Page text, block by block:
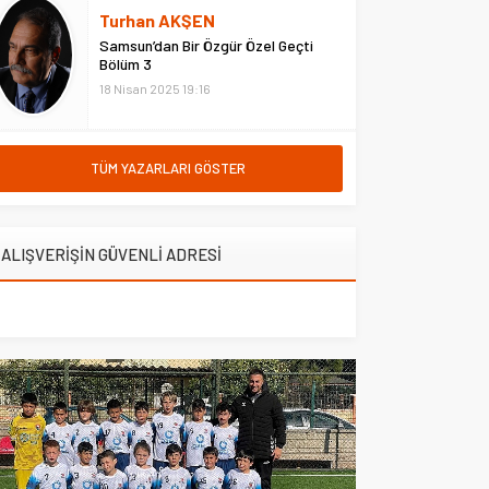
Adliyesi’nde çıkan yangına
müdahale eden Çarşı ve
Mahalle...
Turhan AKŞEN
Samsun’dan Bir Özgür Özel Geçti
Bölüm 3
18 Nisan 2025 19:16
TÜM YAZARLARI GÖSTER
ALIŞVERİŞİN GÜVENLİ ADRESİ